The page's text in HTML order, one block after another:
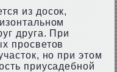
из досок,
друга. При
просветов
но при этом
приусадебной